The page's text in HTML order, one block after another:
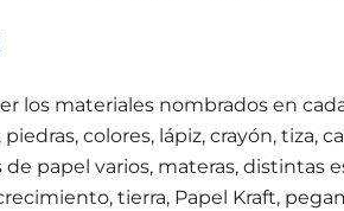
los materiales nombrados en
colores, lápiz, crayón, tiza,
de papel varios, materas, distintas
tierra, Papel Kraft,